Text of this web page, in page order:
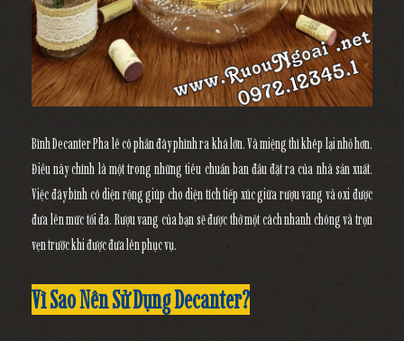
Bình Decanter Pha lê có phần đáy phình ra khá lớn. Và miệng thì khép lại nhỏ hơn.
Điều này chính là một trong những tiêu chuẩn ban đầu đặt ra của nhà sản xuất.
Việc đáy bình có diện rộng giúp cho diện tích tiếp xúc giữa rượu vang và oxi được
đưa lên mức tối đa. Rượu vang của bạn sẽ được thở một cách nhanh chóng và trọn
vẹn trước khi được đưa lên phục vụ.
Vì Sao Nên Sử Dụng Decanter?